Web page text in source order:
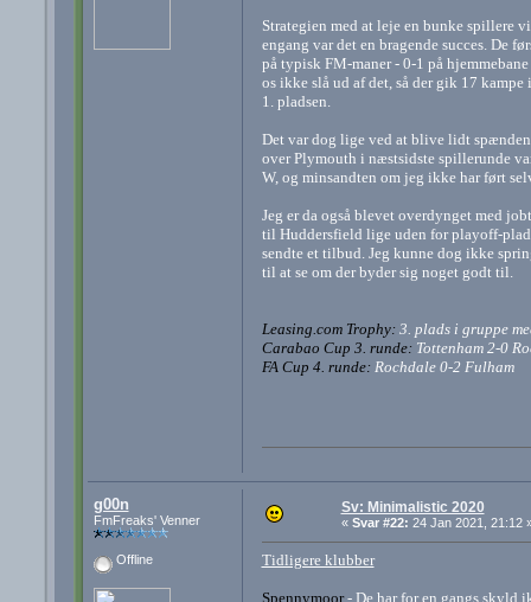
Strategien med at leje en bunke spillere
engang var det en bragende succes. De
på typisk FM-maner - 0-1 på
os ikke slå ud af det, så der gik 17
1. pladsen.
Det var dog lige ved at blive lidt
over Plymouth i næstsidste spillerunde
W, og minsandten om jeg ikke har ført
Jeg er da også blevet overdynget med
til Huddersfield lige uden for playoff-
sendte et tilbud. Jeg kunne dog ikke
til at se om der byder sig noget godt til.
Leasing.com Trophy: 3. plads i gruppe
Carabao Cup 3. runde: Tottenham 2-0
FA Cup 4. runde: Rochdale 0-2 Fulham
g00n
FmFreaks' Venner
Offline
Sv: Minimalistic 2020
« Svar #22: 24 Jan 2021, 21:12
Tidligere klubber
Spennymoor- De har for en gangs skyld